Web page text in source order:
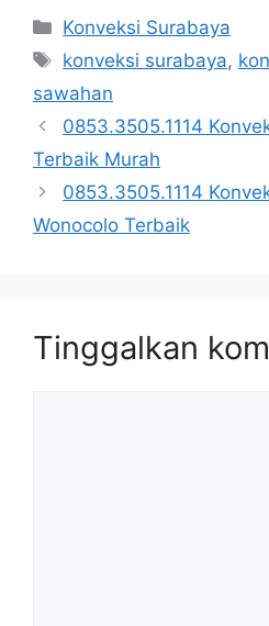
Kategori
Konveksi Surabaya
Tag
konveksi surabaya,
sawahan
0853.3505.1114
Terbaik Murah
0853.3505.1114
Wonocolo Terbaik
Tinggalkan